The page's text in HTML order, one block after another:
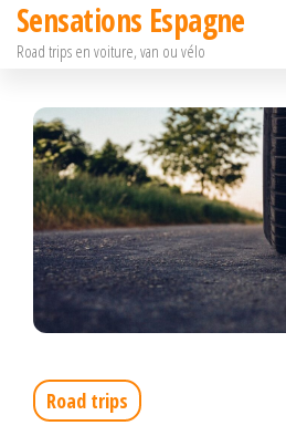
Passer
contenu
Sensations Espagne
Road trips en voiture, van ou vélo
Road trips